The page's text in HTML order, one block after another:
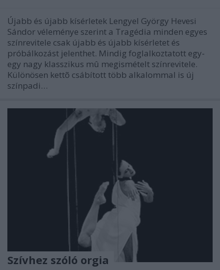
Újabb és újabb kísérletek Lengyel György Hevesi
Sándor véleménye szerint a Tragédia minden egyes
színrevitele csak újabb és újabb kísérletet és
próbálkozást jelenthet. Mindig foglalkoztatott egy-
egy nagy klasszikus mû megismételt színrevitele.
Különösen kettõ csábított több alkalommal is új
színpadi…
Szívhez szóló orgia